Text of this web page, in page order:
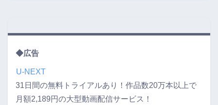
◆広告
U-NEXT
31日間の無料トライアルあり！作品数20万本以上で
月額2,189円の大型動画配信サービス！